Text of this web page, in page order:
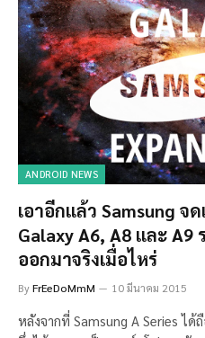
ANDROID NEWS
เอาอีกแล้ว Samsung จ
Galaxy A6, A8 และ A9
ออกมาจริงเมื่อไหร่
ByFrEeDoMmM 10 มีนาคม 2015
หลังจากที่ Samsung A Series ไ